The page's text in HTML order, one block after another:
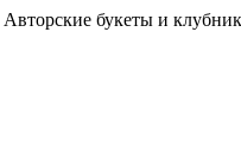
Авторские букеты и